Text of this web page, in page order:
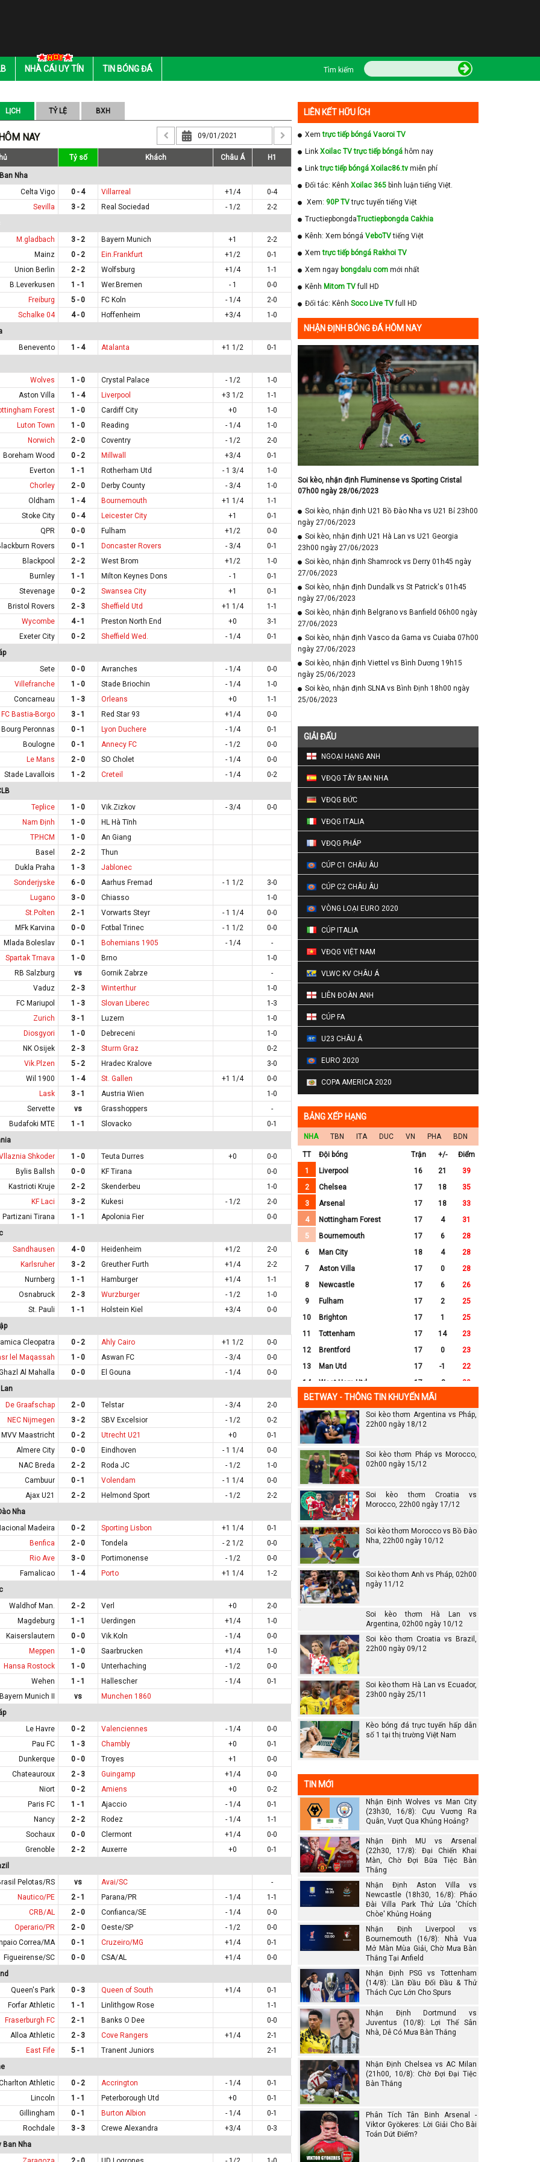
NHÀ CÁI UY TÍN TIN BÓNG ĐÁ Tìm kiếm
LỊCH TỶ LỆ BXH
NAY
Tỷ số Khách Châu Á H1
Nha
Celta Vigo 0 - 4 Villarreal +1/4
0-4
Sevilla 3 - 2 Real Sociedad - 1/2
2-2
M.gladbach 3 - 2 Bayern Munich +1
2-2
Mainz 0 - 2 Ein.Frankfurt +1/2
0-1
Union Berlin 2 - 2 Wolfsburg +1/4
1-1
B.Leverkusen 1 - 1 Wer.Bremen - 1
0-0
Freiburg 5 - 0 FC Koln - 1/4
2-0
Schalke 04 4 - 0 Hoffenheim +3/4
1-0
Benevento 1 - 4 Atalanta +1 1/2
0-1
Wolves 1 - 0 Crystal Palace - 1/2
1-0
Aston Villa 1 - 4 Liverpool +3 1/2
1-1
Forest 1 - 0 Cardiff City +0
1-0
Luton Town 1 - 0 Reading - 1/4
1-0
Norwich 2 - 0 Coventry - 1/2
2-0
Boreham Wood 0 - 2 Millwall +3/4
0-1
Everton 1 - 1 Rotherham Utd - 1 3/4
1-0
Chorley 2 - 0 Derby County - 3/4
1-0
Oldham 1 - 4 Bournemouth +1 1/4
1-1
Stoke City 0 - 4 Leicester City +1
0-1
QPR 0 - 0 Fulham +1/2
0-0
Rovers 0 - 1 Doncaster Rovers - 3/4
0-1
Blackpool 2 - 2 West Brom +1/2
1-0
Burnley 1 - 1 Milton Keynes Dons - 1
0-1
Stevenage 0 - 2 Swansea City +1
0-1
Bristol Rovers 2 - 3 Sheffield Utd +1 1/4
1-1
Wycombe 4 - 1 Preston North End +0
3-1
Exeter City 0 - 2 Sheffield Wed. - 1/4
0-1
Sete 0 - 0 Avranches - 1/4
0-0
Villefranche 1 - 0 Stade Briochin - 1/4
1-0
Concarneau 1 - 3 Orleans +0
1-1
FC Bastia-Borgo 3 - 1 Red Star 93 +1/4
0-0
Bourg Peronnas 0 - 1 Lyon Duchere - 1/4
0-1
Boulogne 0 - 1 Annecy FC - 1/2
0-0
Le Mans 2 - 0 SO Cholet - 1/4
0-0
Stade Lavallois 1 - 2 Creteil - 1/4
0-2
Teplice 1 - 0 Vik.Zizkov - 3/4
0-0
Nam Định 1 - 0
HL Hà Tĩnh
TP.HCM 1 - 0
An Giang
Basel 2 - 2
Thun
Dukla Praha 1 - 3
Jablonec
Sonderjyske 6 - 0 Aarhus Fremad - 1 1/2
3-0
Lugano 3 - 0 Chiasso
1-0
St.Polten 2 - 1 Vorwarts Steyr - 1 1/4
0-0
MFk Karvina 0 - 0 Fotbal Trinec - 1 1/2
0-0
Mlada Boleslav 0 - 1 Bohemians 1905 - 1/4
-
Spartak Trnava 1 - 0 Brno
1-0
RB Salzburg vs Gornik Zabrze
-
Vaduz 2 - 3 Winterthur
1-0
FC Mariupol 1 - 3 Slovan Liberec
1-3
Zurich 3 - 1 Luzern
1-0
Diosgyori 1 - 0 Debreceni
1-0
NK Osijek 2 - 3 Sturm Graz
0-2
Vik.Plzen 5 - 2 Hradec Kralove
3-0
Wil 1900 1 - 4 St. Gallen +1 1/4
0-0
Lask 3 - 1 Austria Wien
1-0
Servette vs Grasshoppers
-
Budafoki MTE 1 - 1 Slovacko
0-1
Shkoder 1 - 0 Teuta Durres +0
0-0
Bylis Ballsh 0 - 0 KF Tirana
0-0
Kastrioti Kruje 2 - 2 Skenderbeu
1-0
KF Laci 3 - 2 Kukesi - 1/2
2-0
Partizani Tirana 1 - 1 Apolonia Fier
0-0
Sandhausen 4 - 0 Heidenheim +1/2
2-0
Karlsruher 3 - 2 Greuther Furth +1/4
2-2
Nurnberg 1 - 1 Hamburger +1/4
1-1
Osnabruck 2 - 3 Wurzburger - 1/2
1-0
St. Pauli 1 - 1 Holstein Kiel +3/4
0-0
Cleopatra 0 - 2 Ahly Cairo +1 1/2
0-0
lel Maqassah 1 - 0 Aswan FC - 3/4
0-0
Al Mahalla 0 - 0 El Gouna - 1/4
0-0
De Graafschap 2 - 0 Telstar - 3/4
2-0
NEC Nijmegen 3 - 2 SBV Excelsior - 1/2
0-2
MVV Maastricht 0 - 2 Utrecht U21 +0
0-1
Almere City 0 - 0 Eindhoven - 1 1/4
0-0
NAC Breda 2 - 2 Roda JC - 1/2
1-0
Cambuur 0 - 1 Volendam - 1 1/4
0-0
Ajax U21 2 - 2 Helmond Sport - 1/2
2-2
Nha
Madeira 0 - 2 Sporting Lisbon +1 1/4
0-1
Benfica 2 - 0 Tondela - 2 1/2
0-0
Rio Ave 3 - 0 Portimonense - 1/2
0-0
Famalicao 1 - 4 Porto +1 1/4
1-2
Waldhof Man. 2 - 2 Verl +0
2-0
Magdeburg 1 - 1 Uerdingen +1/4
1-0
Kaiserslautern 0 - 0 Vik.Koln - 1/4
0-0
Meppen 1 - 0 Saarbrucken +1/4
1-0
Hansa Rostock 1 - 0 Unterhaching - 1/2
0-0
Wehen 1 - 1 Hallescher - 1/4
0-1
Bayern Munich II vs
Munchen 1860
Le Havre 0 - 2 Valenciennes - 1/4
0-0
Pau FC 1 - 3 Chambly +0
0-1
Dunkerque 0 - 0 Troyes +1
0-0
Chateauroux 2 - 3 Guingamp +1/4
0-0
Niort 0 - 2 Amiens +0
0-2
Paris FC 1 - 1 Ajaccio - 1/4
0-1
Nancy 2 - 2 Rodez - 1/4
1-1
Sochaux 0 - 0 Clermont +1/4
0-0
Grenoble 2 - 2 Auxerre +0
0-1
Pelotas/RS vs Avai/SC
-
Nautico/PE 2 - 1 Parana/PR - 1/4
1-1
CRB/AL 2 - 0 Confianca/SE - 1/4
0-0
Operario/PR 2 - 0 Oeste/SP - 1/2
0-0
Correa/MA 0 - 1 Cruzeiro/MG +1/4
0-1
Figueirense/SC 0 - 0 CSA/AL +1/4
0-0
Queen's Park 0 - 3 Queen of South +1/4
0-1
Forfar Athletic 1 - 1 Linlithgow Rose
1-1
Fraserburgh FC 2 - 1 Banks O Dee
0-0
Alloa Athletic 2 - 3 Cove Rangers +1/4
2-1
East Fife 5 - 1 Tranent Juniors
2-1
Athletic 0 - 2 Accrington - 1/4
0-1
Lincoln 1 - 1 Peterborough Utd +0
0-1
Gillingham 0 - 1 Burton Albion - 1/4
0-1
Rochdale 3 - 3 Crewe Alexandra +3/4
0-3
Ban Nha
LIÊN KẾT HỮU ÍCH
Xemtrực tiếp bóngá Vaoroi TV
Link Xoilac TV trực tiếp bóngá hôm nay
Linktrực tiếp bóngá Xoilac86.tv miễn phí
Đối tác: Kênh Xoilac 365 bình luận tiếng Việt.
Xem: 90P TVtrực tuyến tiếng Việt
TructiepbongdaTructiepbongda Cakhia
Kênh: Xem bóngá VeboTVtiếng Việt
Xemtrực tiếp bóngá Rakhoi TV
Xem ngay bongdalu com mới nhất
Kênh Mitom TVfull HD
Đối tác: Kênh Soco Live TVfull HD
NHẬN ĐỊNH BÓNG ĐÁ HÔM NAY
Soi kèo, nhận định Fluminense vs Sporting Cristal
07h00 ngày 28/06/2023
Soi kèo, nhận định U21 Bồ Đào Nha vs U21 Bỉ 23h00
ngày 27/06/2023
Soi kèo, nhận định U21 Hà Lan vs U21 Georgia
23h00 ngày 27/06/2023
Soi kèo, nhận định Shamrock vs Derry 01h45 ngày
27/06/2023
Soi kèo, nhận định Dundalk vs St Patrick's 01h45
ngày 27/06/2023
Soi kèo, nhận định Belgrano vs Banfield 06h00 ngày
27/06/2023
Soi kèo, nhận định Vasco da Gama vs Cuiaba 07h00
ngày 27/06/2023
Soi kèo, nhận định Viettel vs Bình Dương 19h15
ngày 25/06/2023
Soi kèo, nhận định SLNA vs Bình Định 18h00 ngày
25/06/2023
GIẢI ĐẤU
NGOẠI HẠNG ANH
VĐQG TÂY BAN NHA
VĐQG ĐỨC
VĐQG ITALIA
VĐQG PHÁP
CÚP C1 CHÂU ÂU
CÚP C2 CHÂU ÂU
VÒNG LOẠI EURO 2020
CÚP ITALIA
VĐQG VIỆT NAM
VLWC KV CHÂU Á
LIÊN ĐOÀN ANH
CÚP FA
U23 CHÂU Á
EURO 2020
COPA AMERICA 2020
BẢNG XẾP HẠNG
NHA TBN ITA DUC VN PHA BDN
TT Đội bóng Trận +/-
Điểm
1
Liverpool 16 21
39
2
Chelsea 17 18
35
3
Arsenal 17 18
33
4
Nottingham Forest 17 4
31
5
Bournemouth 17 6
28
6
Man City 18 4
28
7
Aston Villa 17 0
28
8
Newcastle 17 6
26
9
Fulham 17 2
25
10
Brighton 17 1
25
11
Tottenham 17 14
23
12
Brentford 17 0
23
13
Man Utd 17 -1
22
14
West Ham Utd 17 -8
20
15
Everton 17
16
Crystal Palace 17 -8
16
17
Leicester City
18
Ipswich
19
Wolves 17
20
Southampton
BETWAY - THÔNG TIN KHUYẾN MÃI
Soi kèo thơm Argentina vs Pháp,
22h00 ngày 18/12
Soi kèo thơm Pháp vs Morocco,
02h00 ngày 15/12
Soi kèo thơm Croatia vs
Morocco, 22h00 ngày 17/12
Soi kèo thơm Morocco vs Bồ Đào
Nha, 22h00 ngày 10/12
Soi kèo thơm Anh vs Pháp, 02h00
ngày 11/12
Soi kèo thơm Hà Lan vs
Argentina, 02h00 ngày 10/12
Soi kèo thơm Croatia vs Brazil,
22h00 ngày 09/12
Soi kèo thơm Hà Lan vs Ecuador,
23h00 ngày 25/11
Kèo bóng đá trực tuyến hấp dẫn
số 1 tại thị trường Việt Nam
TIN MỚI
Nhận Định Wolves vs Man City
(23h30, 16/8): Cựu Vương Ra
Quân, Vượt Qua Khủng Hoảng?
Nhận Định MU vs Arsenal
(22h30, 17/8): Đại Chiến Khai
Màn, Chờ Đợi Bữa Tiệc Bàn
Thắng
Nhận Định Aston Villa vs
Newcastle (18h30, 16/8): Pháo
Đài Villa Park Thử Lửa 'Chích
Chòe' Khủng Hoảng
Nhận Định Liverpool vs
Bournemouth (16/8): Nhà Vua
Mở Màn Mùa Giải, Chờ Mưa Bàn
Thắng Tại Anfield
Nhận Định PSG vs Tottenham
(14/8): Lần Đầu Đối Đầu & Thử
Thách Cực Lớn Cho Spurs
Nhận Định Dortmund vs
Juventus (10/8): Lợi Thế Sân
Nhà, Dễ Có Mưa Bàn Thắng
Nhận Định Chelsea vs AC Milan
(21h00, 10/8): Chờ Đợi Đại Tiệc
Bàn Thắng
Phân Tích Tân Binh Arsenal -
Viktor Gyökeres: Lời Giải Cho Bài
Toán Dứt Điểm?